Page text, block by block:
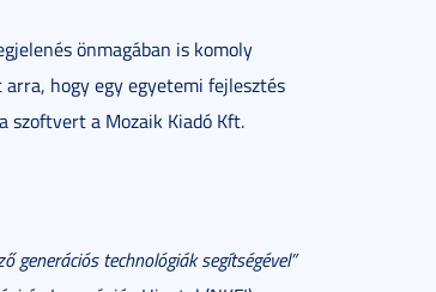
önmagában is komoly
hogy egy egyetemi fejlesztés
szoftvert a Mozaik Kiadó Kft.
generációs technológiák segítségével”